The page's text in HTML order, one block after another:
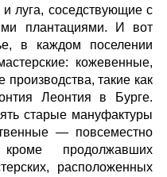
луга, соседствующие с
плантациями. И вот
в каждом поселении
кожевенные,
производства, такие как
Леонтия в Бурге.
старые мануфактуры
— повсеместно
продолжавших
расположенных